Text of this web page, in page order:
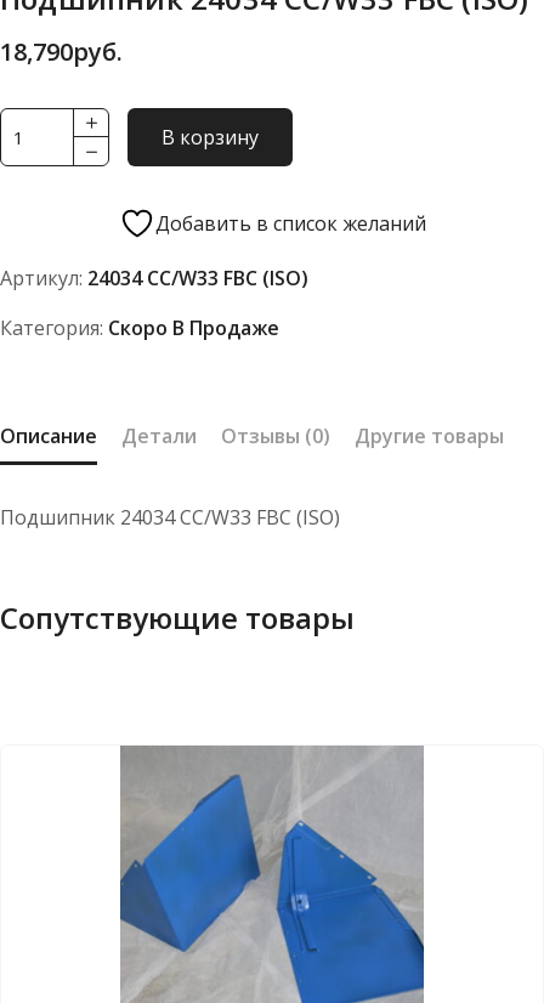
18,790руб.
Количество
товара
FBC
В корзину
Добавить в список желаний
Артикул: 24034 CC/W33 FBC (ISO)
Категория: Скоро В Продаже
Описание Детали Отзывы (0) Другие товары
Подшипник 24034 CC/W33 FBC (ISO)
Сопутствующие товары